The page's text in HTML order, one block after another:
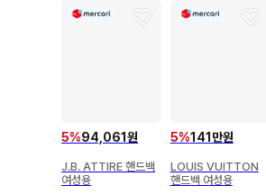
5%94,061원
J.B. ATTIRE 핸드백
여성용
5%141만원
LOUIS VUITTON
핸드백 여성용